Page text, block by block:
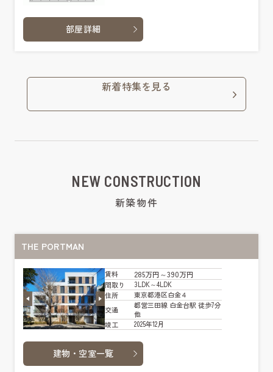
部屋詳細
新着特集を見る
NEW CONSTRUCTION
新築物件
THE PORTMAN
賃料 285万円～390万円
間取り
3LDK～4LDK
住所
東京都港区白金４
交通
都営三田線 白金台駅 徒歩7分
他
竣工
2025年12月
建物・空室一覧